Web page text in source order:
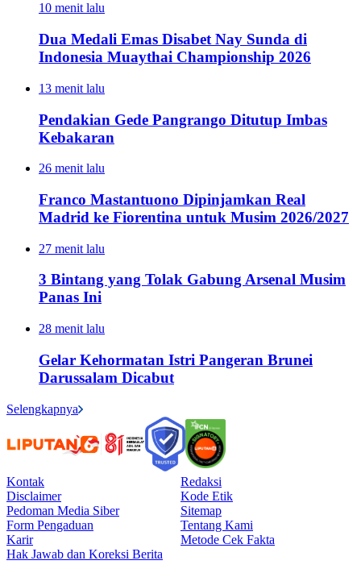
10 menit lalu
Dua Medali Emas Disabet Nay Sunda di
Indonesia Muaythai Championship 2026
13 menit lalu
Pendakian Gede Pangrango Ditutup Imbas
Kebakaran
26 menit lalu
Franco Mastantuono Dipinjamkan Real
Madrid ke Fiorentina untuk Musim 2026/2027
27 menit lalu
3 Bintang yang Tolak Gabung Arsenal Musim
Panas Ini
28 menit lalu
Gelar Kehormatan Istri Pangeran Brunei
Darussalam Dicabut
Selengkapnya
Kontak
Redaksi
Disclaimer
Kode Etik
Pedoman Media Siber
Sitemap
Form Pengaduan
Tentang Kami
Karir
Metode Cek Fakta
Hak Jawab dan Koreksi Berita